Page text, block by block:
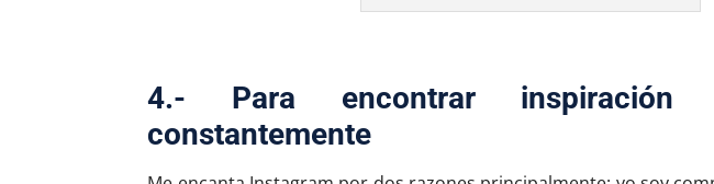
4.- Para encontrar inspiración
constantemente